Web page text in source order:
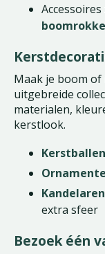
Accessoires
Maak je boom
uitgebreide
materialen,
kerstlook.
Kerstballen
Kandelaren
extra sfeer
Bezoek één